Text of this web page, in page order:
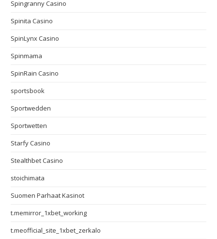
Spingranny Casino
Spinita Casino
SpinLynx Casino
Spinmama
SpinRain Casino
sportsbook
Sportwedden
Sportwetten
Starfy Casino
Stealthbet Casino
stoichimata
Suomen Parhaat Kasinot
t.memirror_1xbet_working
t.meofficial_site_1xbet_zerkalo